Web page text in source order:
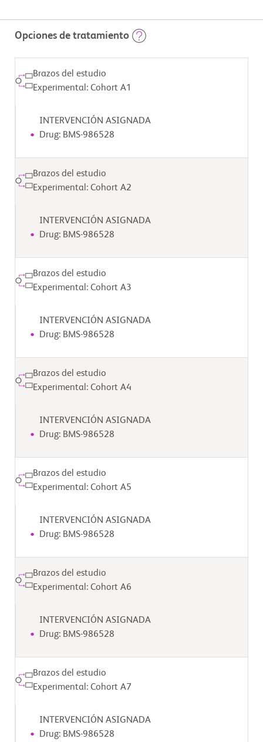
Opciones de tratamiento
Brazos del estudio
Experimental: Cohort A1
INTERVENCIÓN ASIGNADA
Drug: BMS-986528
Brazos del estudio
Experimental: Cohort A2
INTERVENCIÓN ASIGNADA
Drug: BMS-986528
Brazos del estudio
Experimental: Cohort A3
INTERVENCIÓN ASIGNADA
Drug: BMS-986528
Brazos del estudio
Experimental: Cohort A4
INTERVENCIÓN ASIGNADA
Drug: BMS-986528
Brazos del estudio
Experimental: Cohort A5
INTERVENCIÓN ASIGNADA
Drug: BMS-986528
Brazos del estudio
Experimental: Cohort A6
INTERVENCIÓN ASIGNADA
Drug: BMS-986528
Brazos del estudio
Experimental: Cohort A7
INTERVENCIÓN ASIGNADA
Drug: BMS-986528